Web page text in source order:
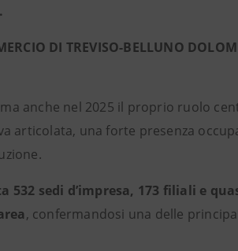
DI TREVISO-BELLUNO
anche nel 2025 il proprio ruolo
articolata, una forte presenza
532 sedi d’impresa, 173 filiali e
, confermandosi una delle